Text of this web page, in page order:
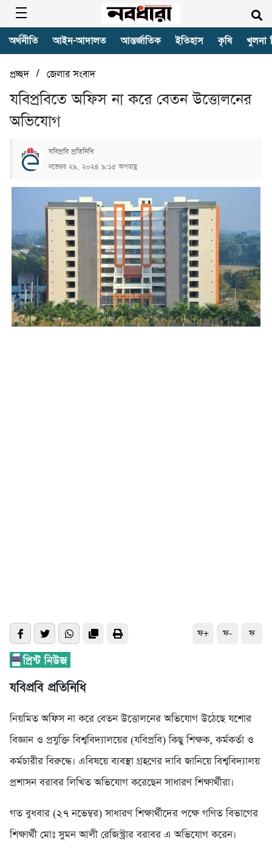
অর্থনীতি আইন-আদালত আন্তর্জাতিক ইতিহাস কৃষি খুলনা
প্রচ্ছদ/ জেলার সংবাদ
যবিপ্রবিতে অফিস না করে বেতন উত্তোলনের
অভিযোগ
যবিপ্রবি প্রতিনিধি
নভেম্বর ২৯, ২০২৪ ৯:১৫ অপরাহ্ণ
ফ+ ফ- ফ
যবিপ্রবি প্রতিনিধি
নিয়মিত অফিস না করে বেতন উত্তোলনের অভিযোগ উঠেছে যশোর
বিজ্ঞান ও প্রযুক্তি বিশ্ববিদ্যালয়ের (যবিপ্রবি) কিছু শিক্ষক, কর্মকর্তা ও
কর্মচারীর বিরুদ্ধে। এবিষয়ে ব্যবস্থা গ্রহণের দাবি জানিয়ে বিশ্ববিদ্যালয়
প্রশাসন বরাবর লিখিত অভিযোগ করেছেন সাধারণ শিক্ষার্থীরা।
গত বুধবার (২৭ নভেম্বর) সাধারণ শিক্ষার্থীদের পক্ষে গণিত বিভাগের
শিক্ষার্থী মোঃ সুমন আলী রেজিস্ট্রার বরাবর এ অভিযোগ করেন।